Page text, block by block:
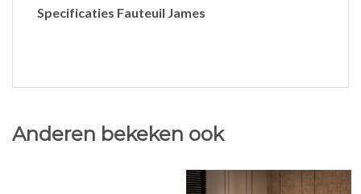
Specificaties Fauteuil James
Anderen bekeken ook